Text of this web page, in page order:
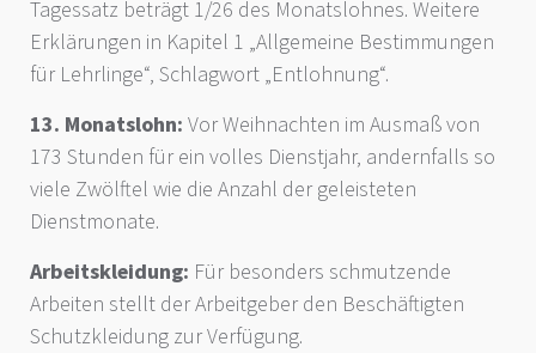
Tagessatz beträgt 1/26 des Monatslohnes. Weitere
Erklärungen in Kapitel 1 „Allgemeine Bestimmungen
für Lehrlinge“, Schlagwort „Entlohnung“.
13. Monatslohn: Vor Weihnachten im Ausmaß von
173 Stunden für ein volles Dienstjahr, andernfalls so
viele Zwölftel wie die Anzahl der geleisteten
Dienstmonate.
Arbeitskleidung: Für besonders schmutzende
Arbeiten stellt der Arbeitgeber den Beschäftigten
Schutzkleidung zur Verfügung.